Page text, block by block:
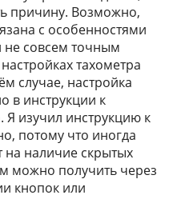
причину. Возможно,
с особенностями
не совсем точным
тахометра
случае, настройка
в инструкции к
Я изучил инструкцию к
потому что иногда
на наличие скрытых
можно получить через
кнопок или